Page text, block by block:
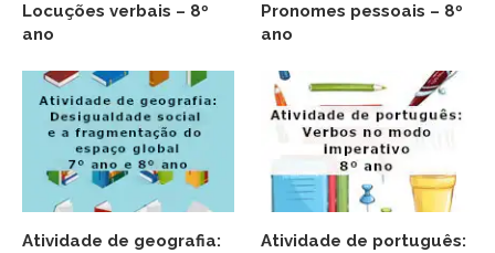
Locuções verbais – 8º
ano
Pronomes pessoais – 8º
ano
Atividade de geografia:
Atividade de português: